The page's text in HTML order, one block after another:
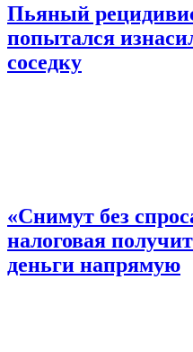
Пьяный
попытался
соседку
«Снимут без
налоговая
деньги напрямую